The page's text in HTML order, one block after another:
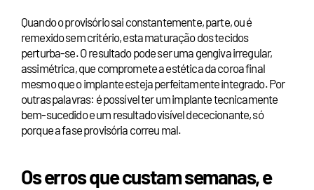
Quando o provisório sai constantemente, parte, ou é
remexido sem critério, esta maturação dos tecidos
perturba-se. O resultado pode ser uma gengiva irregular,
assimétrica, que compromete a estética da coroa final
mesmo que o implante esteja perfeitamente integrado. Por
outras palavras: é possível ter um implante tecnicamente
bem-sucedido e um resultado visível dececionante, só
porque a fase provisória correu mal.
Os erros que custam semanas, e